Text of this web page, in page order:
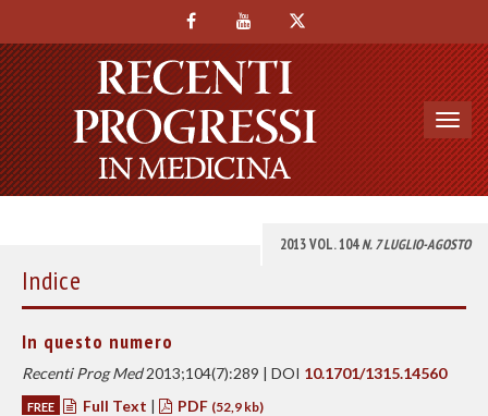
2013 VOL. 104N. 7 LUGLIO-AGOSTO
Indice
In questo numero
Recenti Prog Med2013;104(7):289 | DOI 10.1701/1315.14560
FREE Full Text | PDF (52,9 kb)